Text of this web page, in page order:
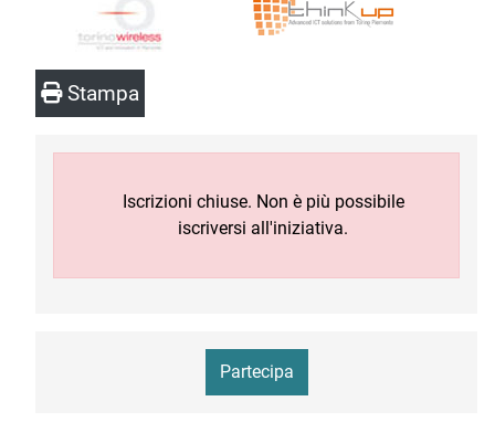
Stampa
Iscrizioni chiuse. Non è più possibile
iscriversi all'iniziativa.
Partecipa